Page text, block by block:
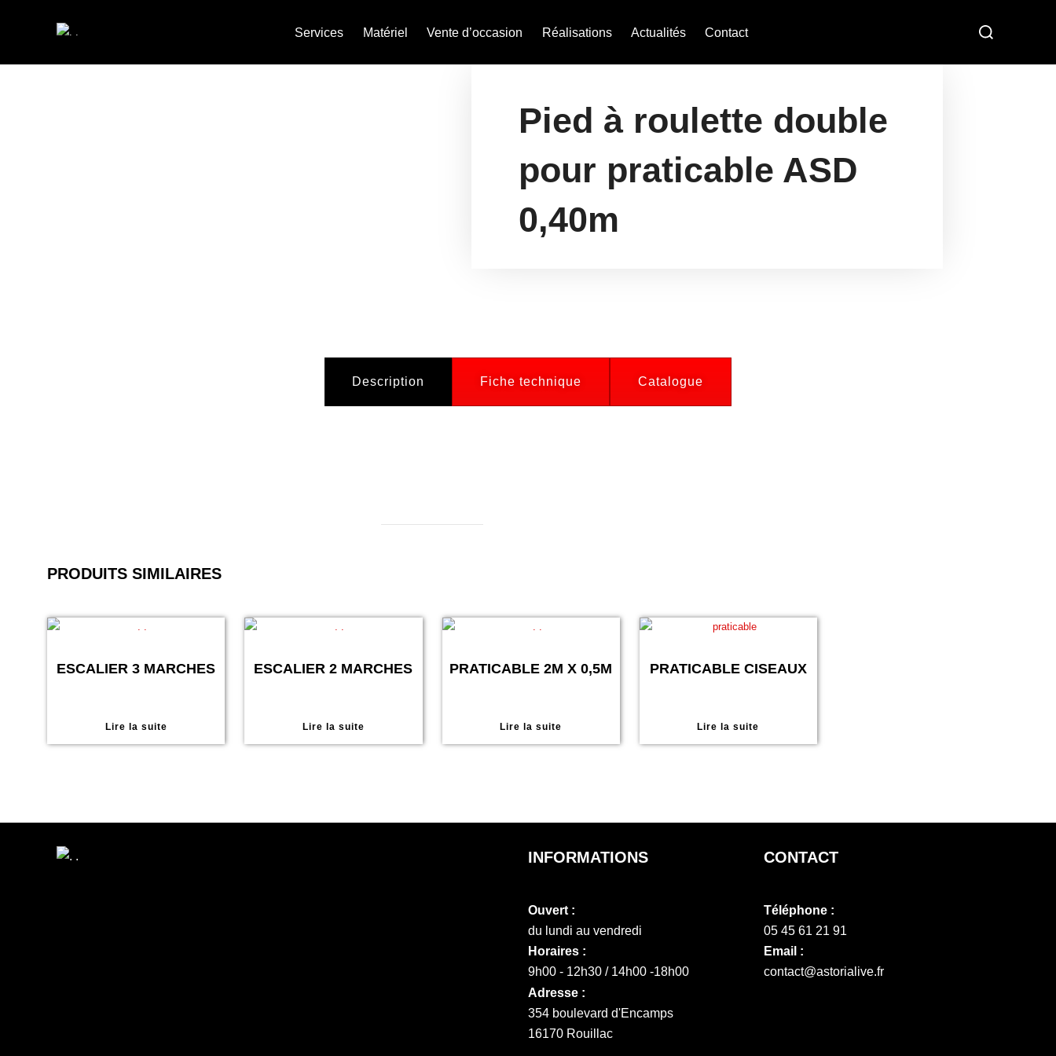
Services Matériel Vente d’occasion Réalisations Actualités Contact
Pied à roulette double
pour praticable ASD
0,40m
Description Fiche technique Catalogue
PRODUITS SIMILAIRES
ESCALIER 3 MARCHES
Lire la suite
ESCALIER 2 MARCHES
Lire la suite
PRATICABLE 2M X 0,5M
Lire la suite
PRATICABLE CISEAUX
Lire la suite
INFORMATIONS
Ouvert :
du lundi au vendredi
Horaires :
9h00 - 12h30 / 14h00 -18h00
Adresse :
354 boulevard d'Encamps
16170 Rouillac
CONTACT
Téléphone :
05 45 61 21 91
Email :
contact@astorialive.fr